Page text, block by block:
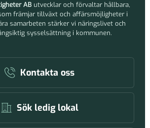
AButvecklar och förvaltar hållbara,
främjar tillväxt och affärsmöjligheter i
samarbeten stärker vi näringslivet och
sysselsättning i kommunen.
Kontakta oss
Sök ledig lokal